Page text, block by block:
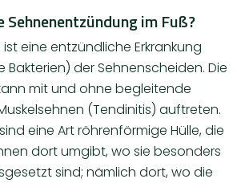
Sehnenentzündung im Fuß?
ist eine entzündliche Erkrankung
der Sehnenscheiden. Die
mit und ohne begleitende
(Tendinitis) auftreten.
eine Art röhrenförmige Hülle, die
dort umgibt, wo sie besonders
sind; nämlich dort, wo die